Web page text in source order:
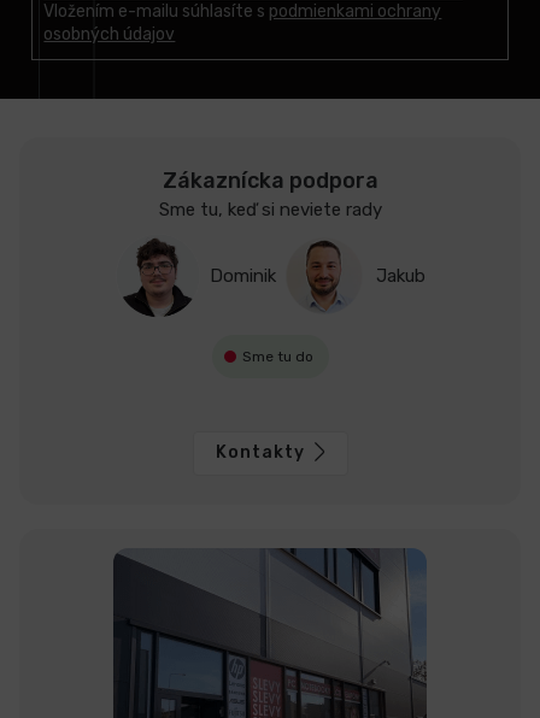
Vložením e-mailu súhlasíte s podmienkami ochrany
osobných údajov
Zákaznícka podpora
Sme tu, keď si neviete rady
Dominik Jakub
Sme tu do
Kontakty